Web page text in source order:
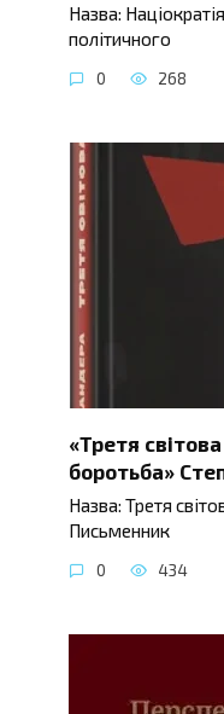
Назва:
політичного
0 268
«Третя
боротьба»
Назва: Третя
Письменник
0 434